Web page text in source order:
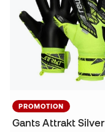
PROMOTION
Gants Attrakt Silver